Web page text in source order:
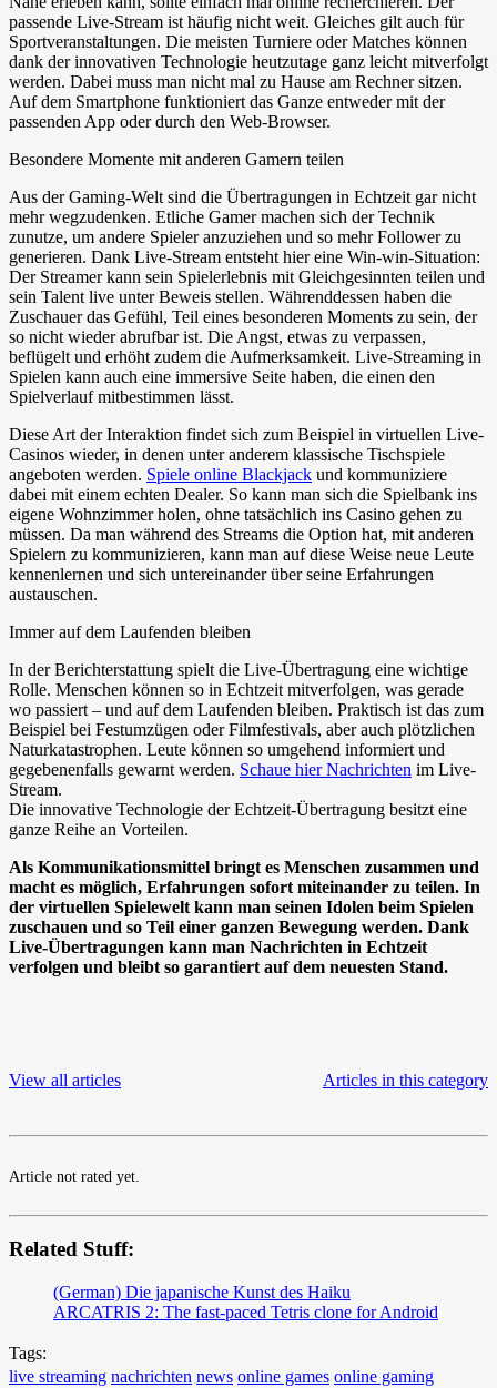
passende Live-Stream ist häufig nicht weit. Gleiches gilt auch für
Sportveranstaltungen. Die meisten Turniere oder Matches können
dank der innovativen Technologie heutzutage ganz leicht mitverfolgt
werden. Dabei muss man nicht mal zu Hause am Rechner sitzen.
Auf dem Smartphone funktioniert das Ganze entweder mit der
passenden App oder durch den Web-Browser.
Besondere Momente mit anderen Gamern teilen
Aus der Gaming-Welt sind die Übertragungen in Echtzeit gar nicht
mehr wegzudenken. Etliche Gamer machen sich der Technik
zunutze, um andere Spieler anzuziehen und so mehr Follower zu
generieren. Dank Live-Stream entsteht hier eine Win-win-Situation:
Der Streamer kann sein Spielerlebnis mit Gleichgesinnten teilen und
sein Talent live unter Beweis stellen. Währenddessen haben die
Zuschauer das Gefühl, Teil eines besonderen Moments zu sein, der
so nicht wieder abrufbar ist. Die Angst, etwas zu verpassen,
beflügelt und erhöht zudem die Aufmerksamkeit. Live-Streaming in
Spielen kann auch eine immersive Seite haben, die einen den
Spielverlauf mitbestimmen lässt.
Diese Art der Interaktion findet sich zum Beispiel in virtuellen Live-
Casinos wieder, in denen unter anderem klassische Tischspiele
angeboten werden. Spiele online Blackjack und kommuniziere
dabei mit einem echten Dealer. So kann man sich die Spielbank ins
eigene Wohnzimmer holen, ohne tatsächlich ins Casino gehen zu
müssen. Da man während des Streams die Option hat, mit anderen
Spielern zu kommunizieren, kann man auf diese Weise neue Leute
kennenlernen und sich untereinander über seine Erfahrungen
austauschen.
Immer auf dem Laufenden bleiben
In der Berichterstattung spielt die Live-Übertragung eine wichtige
Rolle. Menschen können so in Echtzeit mitverfolgen, was gerade
wo passiert – und auf dem Laufenden bleiben. Praktisch ist das zum
Beispiel bei Festumzügen oder Filmfestivals, aber auch plötzlichen
Naturkatastrophen. Leute können so umgehend informiert und
gegebenenfalls gewarnt werden. Schaue hier Nachrichten im Live-
Stream.
Die innovative Technologie der Echtzeit-Übertragung besitzt eine
ganze Reihe an Vorteilen.
Als Kommunikationsmittel bringt es Menschen zusammen und
macht es möglich, Erfahrungen sofort miteinander zu teilen. In
der virtuellen Spielewelt kann man seinen Idolen beim Spielen
zuschauen und so Teil einer ganzen Bewegung werden. Dank
Live-Übertragungen kann man Nachrichten in Echtzeit
verfolgen und bleibt so garantiert auf dem neuesten Stand.
View all articles Articles in this category
Article not rated yet.
Related Stuff:
(German) Die japanische Kunst des Haiku
ARCATRIS 2: The fast-paced Tetris clone for Android
Tags:
live streaming nachrichten news online games online gaming